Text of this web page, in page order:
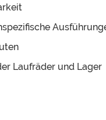
Laufräder und Lager